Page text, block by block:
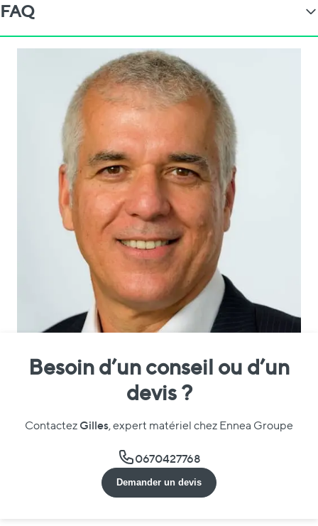
FAQ
Besoin d’un conseil ou d’un
devis ?
Contactez Gilles, expert matériel chez Ennea Groupe
0670427768
Demander un devis